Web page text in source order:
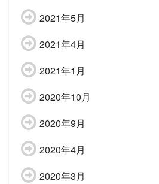
2021年5月
2021年4月
2021年1月
2020年10月
2020年9月
2020年4月
2020年3月